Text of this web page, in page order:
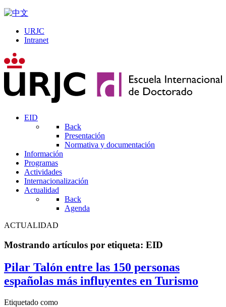
URJC
Intranet
EID
Back
Presentación
Normativa y documentación
Información
Programas
Actividades
Internacionalización
Actualidad
Back
Agenda
ACTUALIDAD
Mostrando artículos por etiqueta: EID
Pilar Talón entre las 150 personas
españolas más influyentes en Turismo
Etiquetado como